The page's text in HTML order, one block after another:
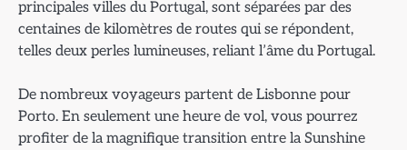
principales villes du Portugal, sont séparées par des
centaines de kilomètres de routes qui se répondent,
telles deux perles lumineuses, reliant l’âme du Portugal.
De nombreux voyageurs partent de Lisbonne pour
Porto. En seulement une heure de vol, vous pourrez
profiter de la magnifique transition entre la Sunshine